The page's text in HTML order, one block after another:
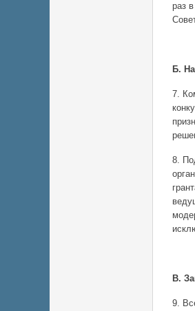
раз
Б.
7.
8.
В.
9.